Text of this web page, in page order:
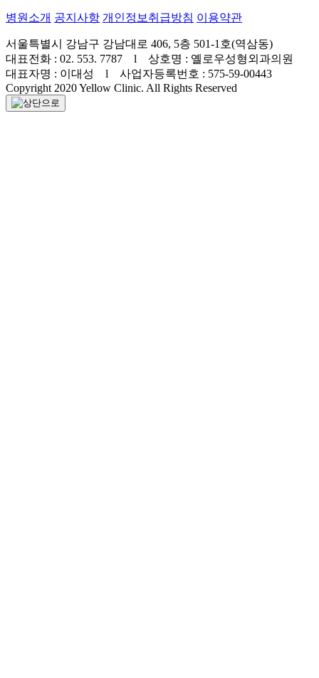
병원소개 공지사항 개인정보취급방침 이용약관
서울특별시 강남구 강남대로 406, 5층 501-1호(역삼동)
대표전화 : 02. 553. 7787 l 상호명 : 옐로우성형외과의원
대표자명 : 이대성 l 사업자등록번호 : 575-59-00443
Copyright 2020 Yellow Clinic. All Rights Reserved